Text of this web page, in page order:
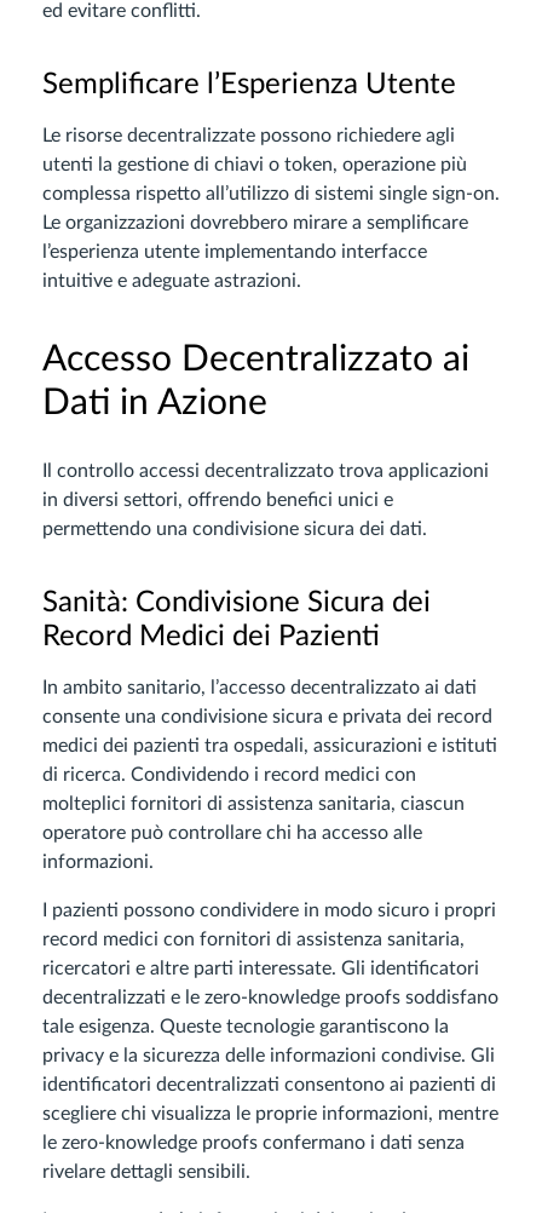
ed evitare conflitti.
Semplificare l’Esperienza Utente
Le risorse decentralizzate possono richiedere agli
utenti la gestione di chiavi o token, operazione più
complessa rispetto all’utilizzo di sistemi single sign-on.
Le organizzazioni dovrebbero mirare a semplificare
l’esperienza utente implementando interfacce
intuitive e adeguate astrazioni.
Accesso Decentralizzato ai
Dati in Azione
Il controllo accessi decentralizzato trova applicazioni
in diversi settori, offrendo benefici unici e
permettendo una condivisione sicura dei dati.
Sanità: Condivisione Sicura dei
Record Medici dei Pazienti
In ambito sanitario, l’accesso decentralizzato ai dati
consente una condivisione sicura e privata dei record
medici dei pazienti tra ospedali, assicurazioni e istituti
di ricerca. Condividendo i record medici con
molteplici fornitori di assistenza sanitaria, ciascun
operatore può controllare chi ha accesso alle
informazioni.
I pazienti possono condividere in modo sicuro i propri
record medici con fornitori di assistenza sanitaria,
ricercatori e altre parti interessate. Gli identificatori
decentralizzati e le zero-knowledge proofs soddisfano
tale esigenza. Queste tecnologie garantiscono la
privacy e la sicurezza delle informazioni condivise. Gli
identificatori decentralizzati consentono ai pazienti di
scegliere chi visualizza le proprie informazioni, mentre
le zero-knowledge proofs confermano i dati senza
rivelare dettagli sensibili.